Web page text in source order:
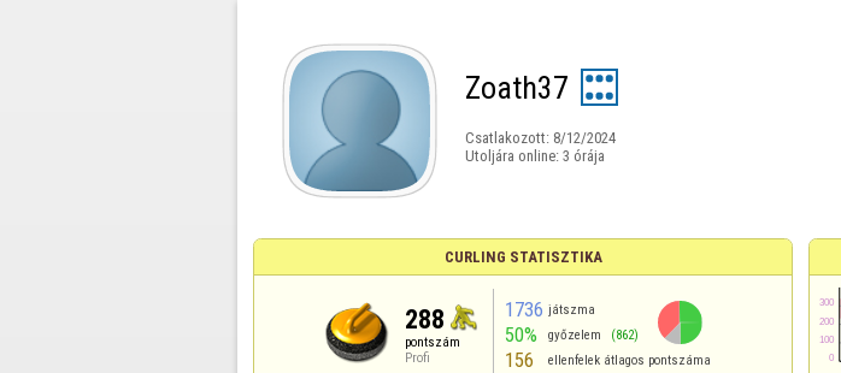
Zoath37
Csatlakozott: 8/12/2024
Utoljára online: 3 órája
CURLING STATISZTIKA
288
pontszám
Profi
1736 játszma
50% győzelem (862)
156 ellenfelek átlagos pontszáma